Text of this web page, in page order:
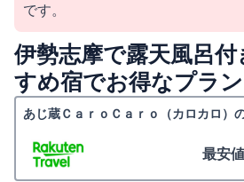
です。
伊勢志摩で露天風呂
すめ宿でお得なプラ
あじ蔵ＣａｒｏＣａｒｏ（カロカロ）
最安